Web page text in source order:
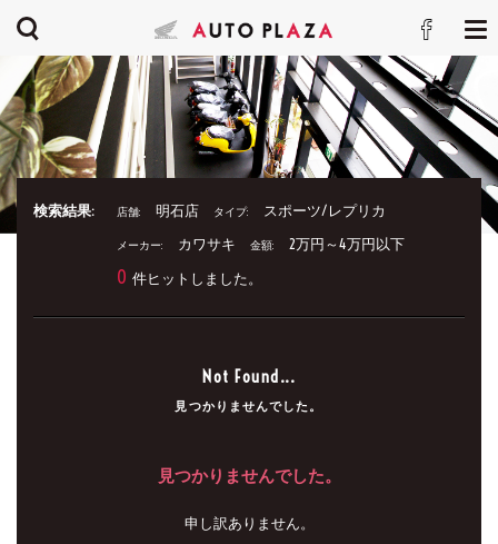
検索結果: 店舗: 明石店 タイプ: スポーツ/レプリカ
メーカー: カワサキ 金額: 2万円～4万円以下
0 件ヒットしました。
Not Found...
見つかりませんでした。
見つかりませんでした。
申し訳ありません。